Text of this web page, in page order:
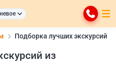
Подборка лучших экскурсий
из